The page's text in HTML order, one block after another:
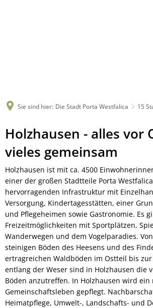
Sie sind hier: Die Stadt Porta Westfalica 15
Holzhausen
Holzhausen - alles vor
vieles gemeinsam
Holzhausen ist mit ca. 4500
einer der großen Stadtteile Porta
hervorragenden Infrastruktur mit
Versorgung, Kindertagesstätten, einer
und Pflegeheimen sowie Gastronomie. Es
Freizeitmöglichkeiten mit Sportplätzen,
Wanderwegen und dem Vogelparadies.
steinigen Böden des Heesens und des
ertragreichen Waldböden im Ostteil bis
entlang der Weser sind in Holzhausen die
Böden anzutreffen. In Holzhausen wird ein
Gemeinschaftsleben gepflegt.
Heimatpflege, Umwelt-, Landschafts- und